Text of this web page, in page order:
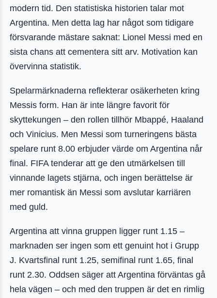
modern tid. Den statistiska historien talar mot
Argentina. Men detta lag har något som tidigare
försvarande mästare saknat: Lionel Messi med en
sista chans att cementera sitt arv. Motivation kan
övervinna statistik.
Spelarmärknaderna reflekterar osäkerheten kring
Messis form. Han är inte längre favorit för
skyttekungen – den rollen tillhör Mbappé, Haaland
och Vinicius. Men Messi som turneringens bästa
spelare runt 8.00 erbjuder värde om Argentina når
final. FIFA tenderar att ge den utmärkelsen till
vinnande lagets stjärna, och ingen berättelse är
mer romantisk än Messi som avslutar karriären
med guld.
Argentina att vinna gruppen ligger runt 1.15 –
marknaden ser ingen som ett genuint hot i Grupp
J. Kvartsfinal runt 1.25, semifinal runt 1.65, final
runt 2.30. Oddsen säger att Argentina förväntas gå
hela vägen – och med den truppen är det en rimlig